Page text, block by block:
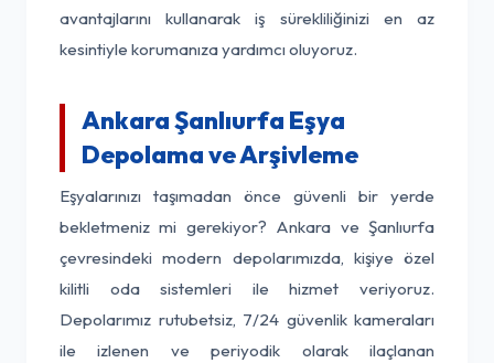
avantajlarını kullanarak iş sürekliliğinizi en az
kesintiyle korumanıza yardımcı oluyoruz.
Ankara Şanlıurfa Eşya
Depolama ve Arşivleme
Eşyalarınızı taşımadan önce güvenli bir yerde
bekletmeniz mi gerekiyor? Ankara ve Şanlıurfa
çevresindeki modern depolarımızda, kişiye özel
kilitli oda sistemleri ile hizmet veriyoruz.
Depolarımız rutubetsiz, 7/24 güvenlik kameraları
ile izlenen ve periyodik olarak ilaçlanan